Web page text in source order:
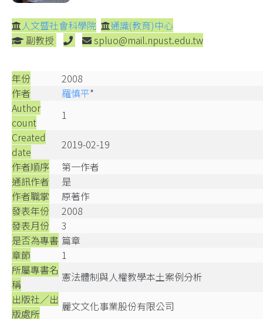
人文暨社會科學院
通識(教育)中心
副教授
spluo@mail.npust.edu.tw
年份
2008
作者
羅慎平*
Author
count
1
Created
date
2019-02-19
作者順序
第一作者
通訊作者
是
作者職掌
原著作
發表年份
2008
發表月份
3
是否為專書 篇章
章節
1
所屬專書名
稱
憲法體制與人權教學本土案例分析
出版社／出
版處所
麗文文化事業股份有限公司